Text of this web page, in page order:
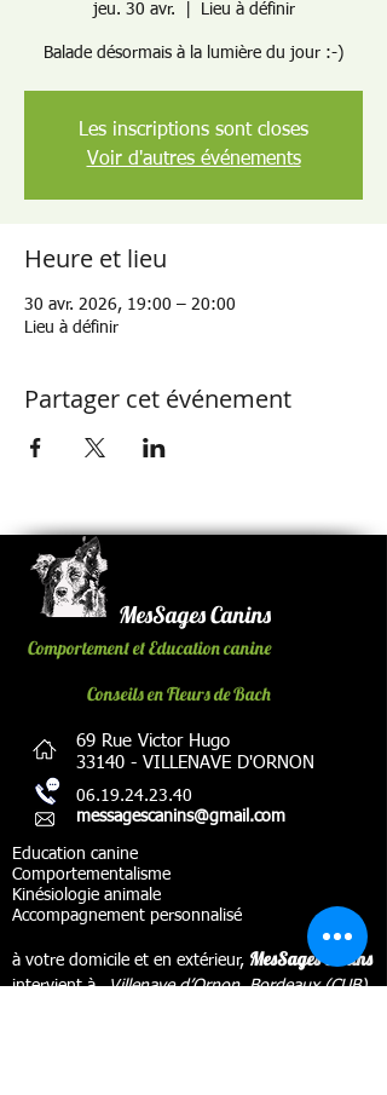
jeu. 30 avr. Lieu à définir
Balade désormais à la lumière du jour :-)
Les inscriptions sont closes
Voir d'autres événements
Heure et lieu
30 avr. 2026, 19:00 – 20:00
Lieu à définir
Partager cet événement
MesSages Canins
Comportement et Education canine
Conseils en Fleurs de Bach
69 Rue Victor Hugo
33140 - VILLENAVE D'ORNON
06.19.24.23.40
messagescanins@gmail.com
Education canine
Comportementalisme
Kinésiologie animale
Accompagnement personnalisé
à votre domicile et en extérieur, MesSages Canins
intervient ààVillenave d’Ornon, Bordeaux (CUB)